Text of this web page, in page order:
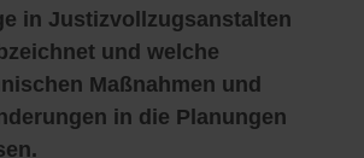
in Justizvollzugsanstalten
und welche
Maßnahmen und
in die Planungen